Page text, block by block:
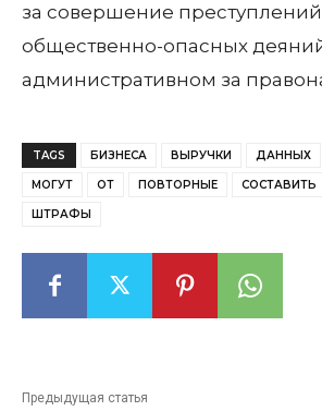
за совершение
общественно-опасных
административном за
TAGS БИЗНЕСА ВЫРУЧКИ ДАННЫХ
МОГУТ ОТ ПОВТОРНЫЕ СОСТАВИТЬ
ШТРАФЫ
Предыдущая статья